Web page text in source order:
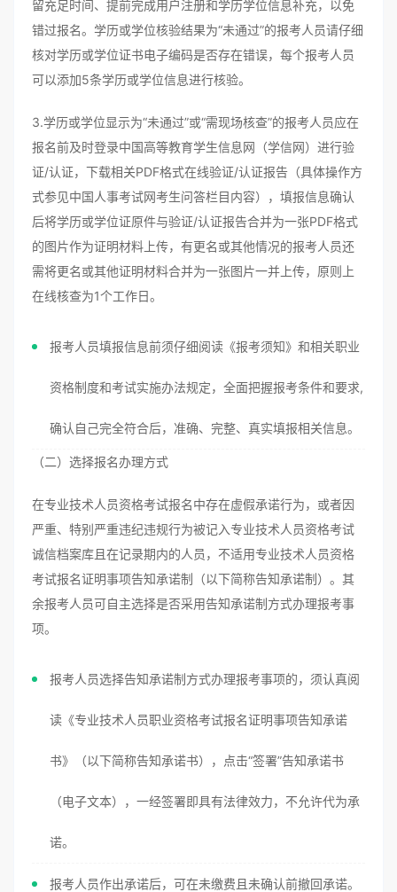
留充足时间、提前完成用户注册和学历学位信息补充，以免
错过报名。学历或学位核验结果为“未通过”的报考人员请仔细
核对学历或学位证书电子编码是否存在错误，每个报考人员
可以添加5条学历或学位信息进行核验。
3.学历或学位显示为“未通过”或“需现场核查”的报考人员应在
报名前及时登录中国高等教育学生信息网（学信网）进行验
证/认证，下载相关PDF格式在线验证/认证报告（具体操作方
式参见中国人事考试网考生问答栏目内容），填报信息确认
后将学历或学位证原件与验证/认证报告合并为一张PDF格式
的图片作为证明材料上传，有更名或其他情况的报考人员还
需将更名或其他证明材料合并为一张图片一并上传，原则上
在线核查为1个工作日。
报考人员填报信息前须仔细阅读《报考须知》和相关职业
资格制度和考试实施办法规定，全面把握报考条件和要求,
确认自己完全符合后，准确、完整、真实填报相关信息。
（二）选择报名办理方式
在专业技术人员资格考试报名中存在虚假承诺行为，或者因
严重、特别严重违纪违规行为被记入专业技术人员资格考试
诚信档案库且在记录期内的人员，不适用专业技术人员资格
考试报名证明事项告知承诺制（以下简称告知承诺制）。其
余报考人员可自主选择是否采用告知承诺制方式办理报考事
项。
报考人员选择告知承诺制方式办理报考事项的，须认真阅
读《专业技术人员职业资格考试报名证明事项告知承诺
书》（以下简称告知承诺书），点击“签署”告知承诺书
（电子文本），一经签署即具有法律效力，不允许代为承
诺。
报考人员作出承诺后，可在未缴费且未确认前撤回承诺。